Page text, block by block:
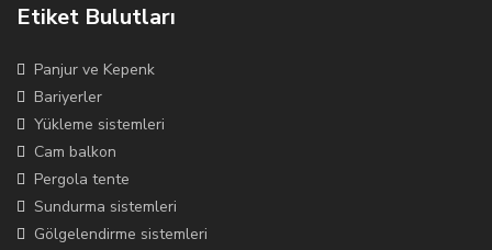
Etiket Bulutları
Panjur ve Kepenk
Bariyerler
Yükleme sistemleri
Cam balkon
Pergola tente
Sundurma sistemleri
Gölgelendirme sistemleri